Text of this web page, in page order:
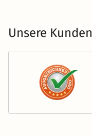
Unsere Kunden